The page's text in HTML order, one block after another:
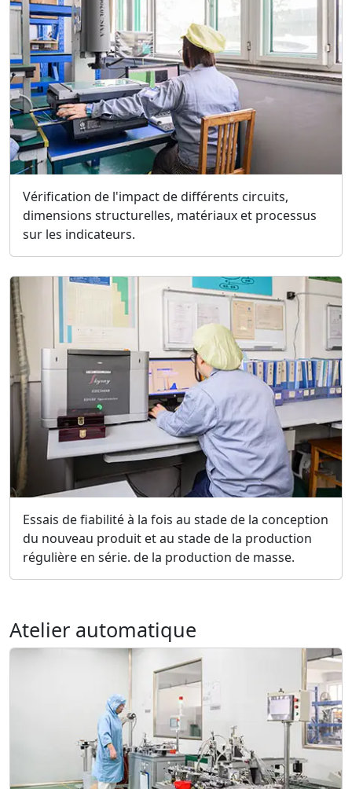
Vérification de l'impact de différents circuits,
dimensions structurelles, matériaux et processus
sur les indicateurs.
Essais de fiabilité à la fois au stade de la conception
du nouveau produit et au stade de la production
régulière en série. de la production de masse.
Atelier automatique